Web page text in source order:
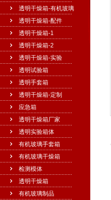
透明干燥箱-有机玻璃
透明干燥箱-配件
透明干燥箱-1
透明干燥箱-2
透明干燥箱-实验
透明试验箱
透明手套箱
透明干燥箱-定制
应急箱
透明干燥箱厂家
透明实验箱体
有机玻璃手套箱
有机玻璃干燥箱
检测模体
透明干燥箱
有机玻璃制品